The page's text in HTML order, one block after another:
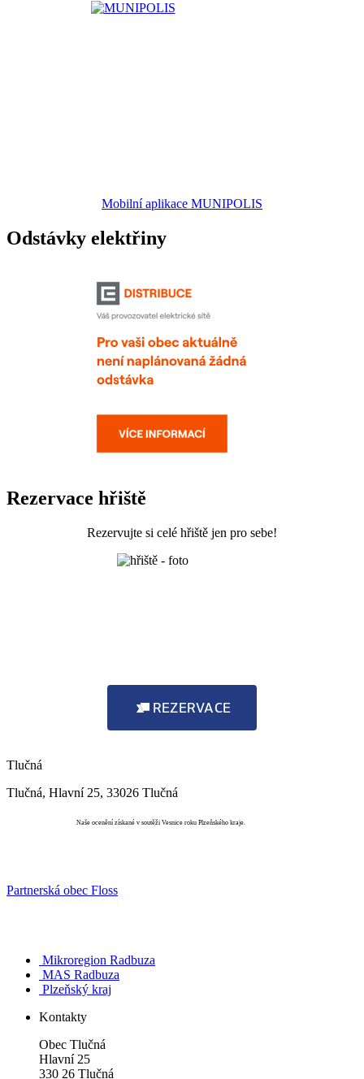
Mobilní aplikace MUNIPOLIS
Odstávky elektřiny
Rezervace hřiště
Rezervujte si celé hřiště jen pro sebe!
REZERVACE
Tlučná
Tlučná, Hlavní 25, 33026 Tlučná
Naše ocenění získané v soutěži Vesnice roku Plzeňského kraje.
Partnerská obec Floss
Mikroregion Radbuza
MAS Radbuza
Plzeňský kraj
Kontakty
Obec Tlučná
Hlavní 25
330 26 Tlučná